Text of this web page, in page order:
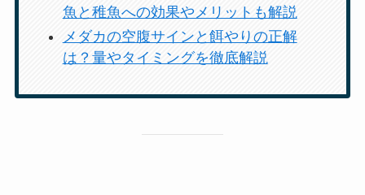
魚と稚魚への効果やメリットも解説
メダカの空腹サインと餌やりの正解
は？量やタイミングを徹底解説